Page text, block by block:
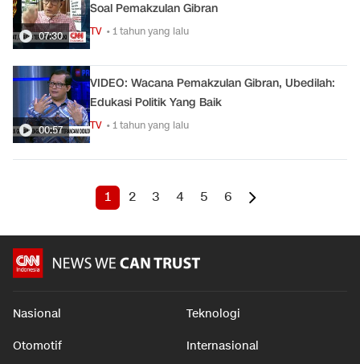
07:30
Soal Pemakzulan Gibran
TV • 1 tahun yang lalu
00:57
VIDEO: Wacana Pemakzulan Gibran, Ubedilah:
Edukasi Politik Yang Baik
TV • 1 tahun yang lalu
1 2 3 4 5 6
Nasional Teknologi
Otomotif Internasional